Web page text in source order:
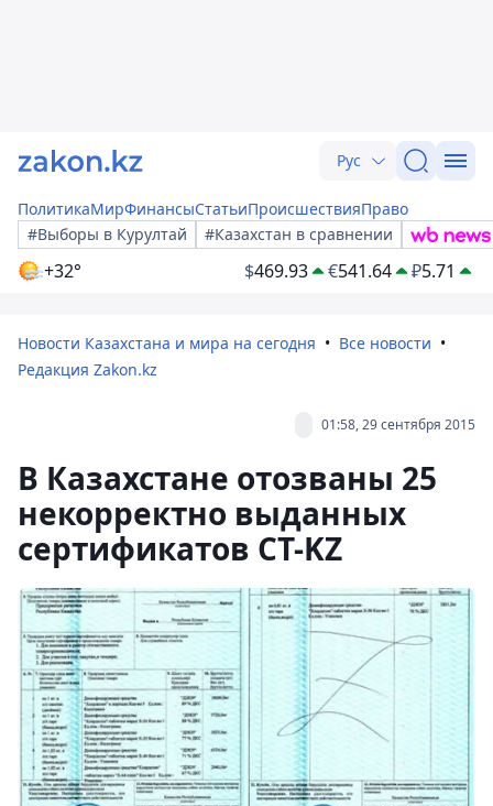
Рус
ПолитикаМирФинансыСтатьиПроисшествияПраво
#Выборы в Курултай
#Казахстан в сравнении
+32° $469.93 €541.64 ₽5.71
Новости Казахстана и мира на сегодня
Все новости
Редакция Zakon.kz
01:58, 29 сентября 2015
В Казахстане отозваны 25
некорректно выданных
сертификатов CT-KZ